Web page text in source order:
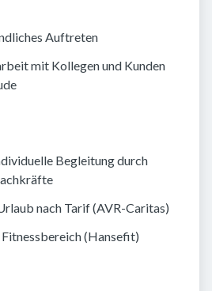
Auftreten
mit Kollegen und Kunden
Begleitung durch
nach Tarif (AVR-Caritas)
(Hansefit)